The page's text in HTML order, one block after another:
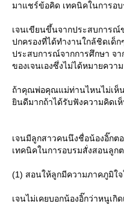
มาแชร์ข้อคิด เทคนิคในการอ
เจนเขียนขึ้นจากประสบการณ์
ปกครองที่ได้ทำงานใกล้ชิดเด็ก
ประสบการณ์จากการศึกษา จ
ของเจนเองซึ่งไม่ได้หมายควา
ถ้าคุณพ่อคุณแม่ท่านไหนไม่เห็น
นดีมากถ้าได้รับฟังความคิดเ
เจนมีลูกสาวคนนึงชื่อน้องอิ๊กต
เทคนิคในการอบรมสั่งสอนลูก
(1) สอนให้ลูกมีความภาคภูมิใจ
เจนไม่เคยบอกน้องอิ๊กว่าหนูเ